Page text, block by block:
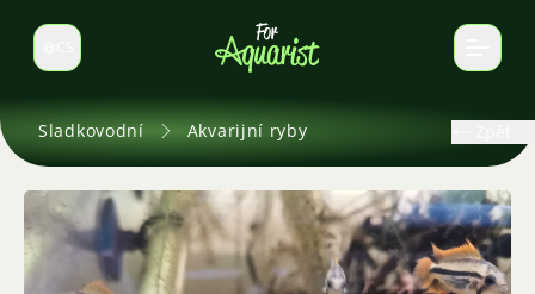
Select language
Sladkovodní Akvarijní ryby